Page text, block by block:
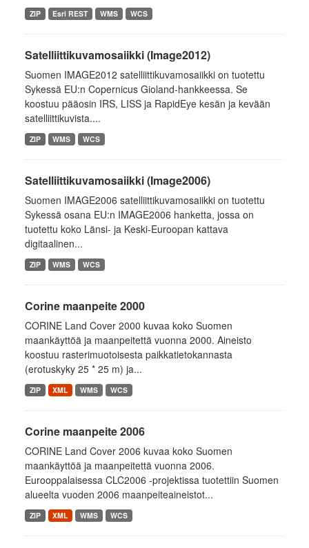
ZIP Esri REST WMS WCS
Satelliittikuvamosaiikki (Image2012)
Suomen IMAGE2012 satelliittikuvamosaiikki on tuotettu
Sykessä EU:n Copernicus Gioland-hankkeessa. Se
koostuu pääosin IRS, LISS ja RapidEye kesän ja kevään
satelliittikuvista....
ZIP WMS WCS
Satelliittikuvamosaiikki (Image2006)
Suomen IMAGE2006 satelliittikuvamosaiikki on tuotettu
Sykessä osana EU:n IMAGE2006 hanketta, jossa on
tuotettu koko Länsi- ja Keski-Euroopan kattava
digitaalinen...
ZIP WMS WCS
Corine maanpeite 2000
CORINE Land Cover 2000 kuvaa koko Suomen
maankäyttöä ja maanpeitettä vuonna 2000. Aineisto
koostuu rasterimuotoisesta paikkatietokannasta
(erotuskyky 25 * 25 m) ja...
ZIP XML WMS WCS
Corine maanpeite 2006
CORINE Land Cover 2006 kuvaa koko Suomen
maankäyttöä ja maanpeitettä vuonna 2006.
Eurooppalaisessa CLC2006 -projektissa tuotettiin Suomen
alueelta vuoden 2006 maanpeiteaineistot...
ZIP XML WMS WCS